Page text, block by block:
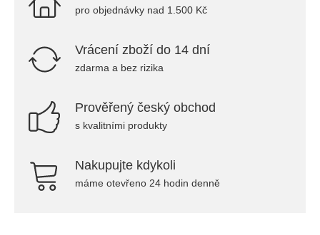
pro objednávky nad 1.500 Kč
Vrácení zboží do 14 dní
zdarma a bez rizika
Prověřený český obchod
s kvalitními produkty
Nakupujte kdykoli
máme otevřeno 24 hodin denně